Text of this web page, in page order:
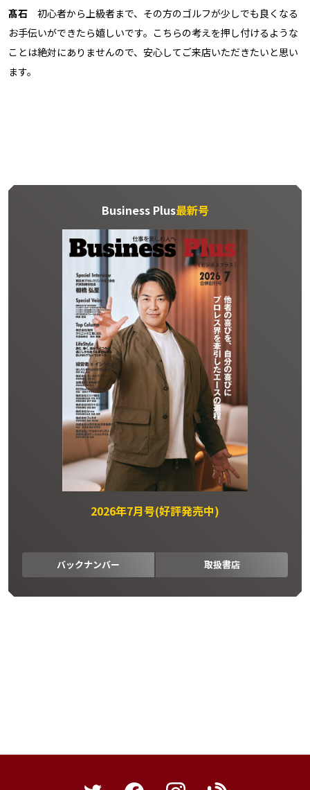
髙石 初心者から上級者まで、その方のゴルフが少しでも良くなる
お手伝いができたら嬉しいです。こちらの考えを押し付けるような
ことは絶対にありませんので、安心してご来店いただきたいと思い
ます。
Business Plus最新号
2026年7月号(好評発売中)
バックナンバー 取扱書店